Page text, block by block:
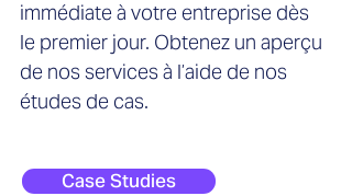
immédiate à votre entreprise dès
le premier jour. Obtenez un aperçu
de nos services à l’aide de nos
études de cas.
Case Studies